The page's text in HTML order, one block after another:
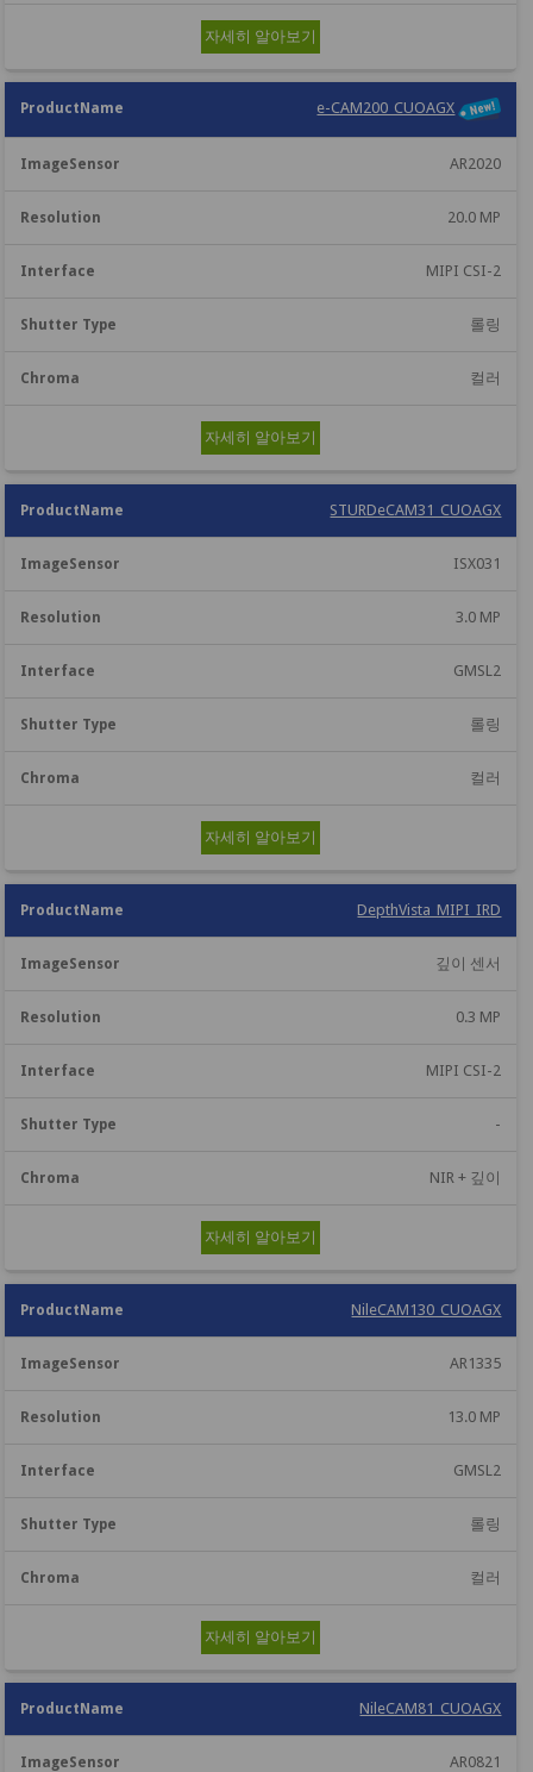
자세히 알아보기
e-CAM200_CUOAGX
AR2020
20.0 MP
MIPI CSI-2
롤링
컬러
자세히 알아보기
STURDeCAM31_CUOAGX
ISX031
3.0 MP
GMSL2
롤링
컬러
자세히 알아보기
DepthVista_MIPI_IRD
깊이 센서
0.3 MP
MIPI CSI-2
-
NIR + 깊이
자세히 알아보기
NileCAM130_CUOAGX
AR1335
13.0 MP
GMSL2
롤링
컬러
자세히 알아보기
NileCAM81_CUOAGX
AR0821